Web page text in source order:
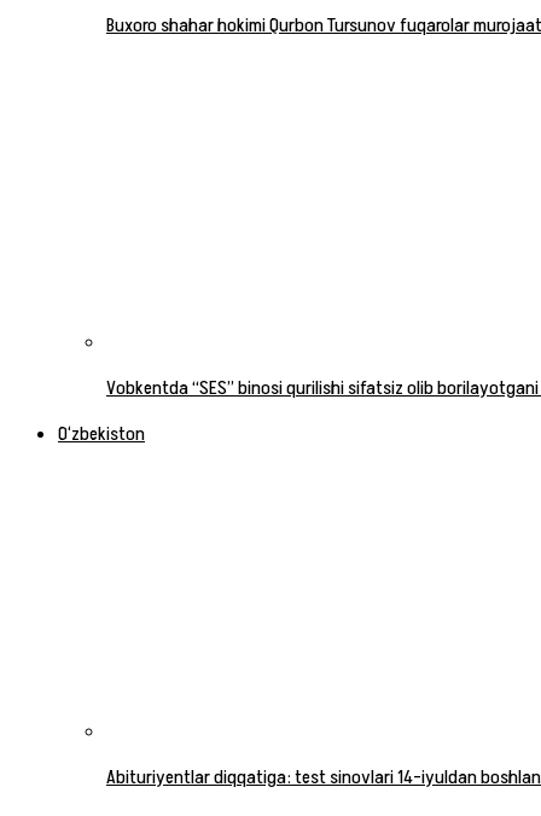
Buxoro shahar hokimi Qurbon Tursunov fuqarolar
Vobkentda “SES” binosi qurilishi sifatsiz olib
O‘zbekiston
Abituriyentlar diqqatiga: test sinovlari 14-iyuldan